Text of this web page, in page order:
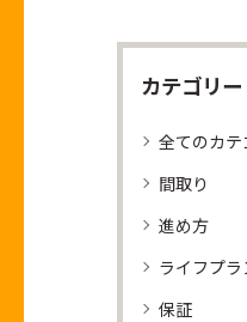
カテゴリー
全てのカテ
間取り
進め方
ライフプ
保証